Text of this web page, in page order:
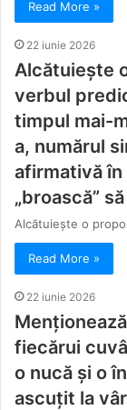
Read More »
22 iunie 2026
Alcătuiește
verbul
timpul mai-
a, numărul
afirmativă
„broască”
Alcătuiește o
Read More »
22 iunie 2026
fiecărui
o nucă și o
ascuțit la